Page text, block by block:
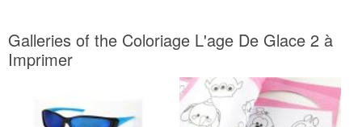
Galleries of the Coloriage L'age De Glace 2 à
Imprimer